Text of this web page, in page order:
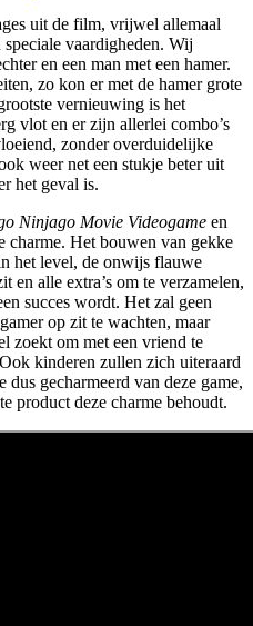
uit de film, vrijwel allemaal
vaardigheden. Wij
en een man met een hamer.
zo kon er met de hamer grote
vernieuwing is het
vlot en er zijn allerlei combo’s
zonder overduidelijke
weer net een stukje beter uit
het geval is.
Ninjago Movie Videogame en
charme. Het bouwen van gekke
het level, de onwijs flauwe
en alle extra’s om te verzamelen,
succes wordt. Het zal geen
op zit te wachten, maar
zoekt om met een vriend te
kinderen zullen zich uiteraard
gecharmeerd van deze game,
product deze charme behoudt.